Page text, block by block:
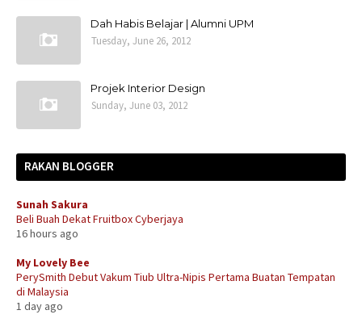
Dah Habis Belajar | Alumni UPM
Tuesday, June 26, 2012
Projek Interior Design
Sunday, June 03, 2012
RAKAN BLOGGER
Sunah Sakura
Beli Buah Dekat Fruitbox Cyberjaya
16 hours ago
My Lovely Bee
PerySmith Debut Vakum Tiub Ultra-Nipis Pertama Buatan Tempatan
di Malaysia
1 day ago